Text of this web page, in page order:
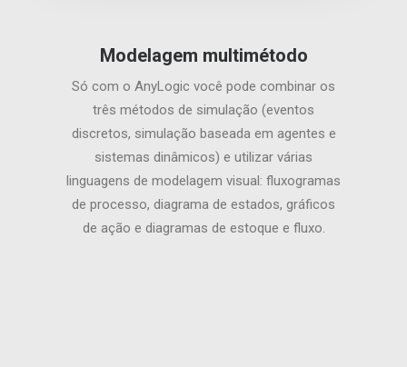
Modelagem multimétodo
Só com o AnyLogic você pode combinar os
três métodos de simulação (eventos
discretos, simulação baseada em agentes e
sistemas dinâmicos) e utilizar várias
linguagens de modelagem visual: fluxogramas
de processo, diagrama de estados, gráficos
de ação e diagramas de estoque e fluxo.